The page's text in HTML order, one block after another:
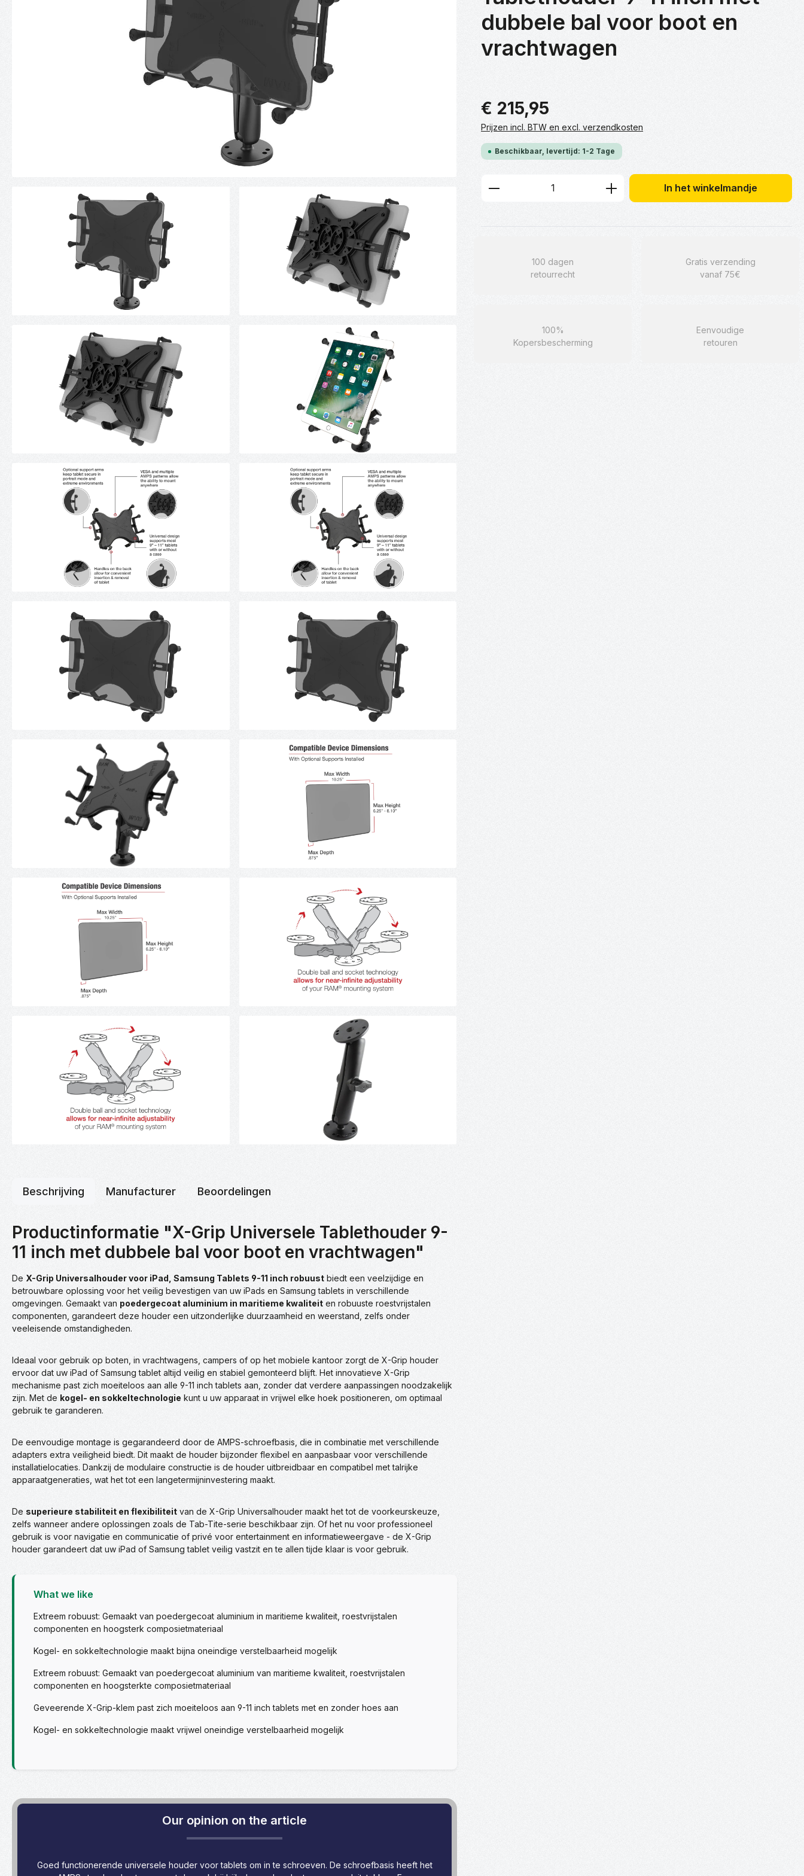
dubbele bal voor boot en
vrachtwagen
€ 215,95
Prijzen incl. BTW en excl. verzendkosten
Beschikbaar, levertijd: 1-2 Tage
Producthoeveelheid: Voer de gewenste
In het winkelmandje
100 dagen
retourrecht
Gratis verzending
vanaf 75€
100%
Kopersbescherming
Eenvoudige
retouren
Beschrijving Manufacturer Beoordelingen
Productinformatie "X-Grip Universele Tablethouder 9-
11 inch met dubbele bal voor boot en vrachtwagen"
De X-Grip Universalhouder voor iPad, Samsung Tablets 9-11 inch robuust biedt een veelzijdige en
betrouwbare oplossing voor het veilig bevestigen van uw iPads en Samsung tablets in verschillende
omgevingen. Gemaakt van poedergecoat aluminium in maritieme kwaliteit en robuuste roestvrijstalen
componenten, garandeert deze houder een uitzonderlijke duurzaamheid en weerstand, zelfs onder
veeleisende omstandigheden.
Ideaal voor gebruik op boten, in vrachtwagens, campers of op het mobiele kantoor zorgt de X-Grip houder
ervoor dat uw iPad of Samsung tablet altijd veilig en stabiel gemonteerd blijft. Het innovatieve X-Grip
mechanisme past zich moeiteloos aan alle 9-11 inch tablets aan, zonder dat verdere aanpassingen noodzakelijk
zijn. Met de kogel- en sokkeltechnologie kunt u uw apparaat in vrijwel elke hoek positioneren, om optimaal
gebruik te garanderen.
De eenvoudige montage is gegarandeerd door de AMPS-schroefbasis, die in combinatie met verschillende
adapters extra veiligheid biedt. Dit maakt de houder bijzonder flexibel en aanpasbaar voor verschillende
installatielocaties. Dankzij de modulaire constructie is de houder uitbreidbaar en compatibel met talrijke
apparaatgeneraties, wat het tot een langetermijninvestering maakt.
De superieure stabiliteit en flexibiliteit van de X-Grip Universalhouder maakt het tot de voorkeurskeuze,
zelfs wanneer andere oplossingen zoals de Tab-Tite-serie beschikbaar zijn. Of het nu voor professioneel
gebruik is voor navigatie en communicatie of privé voor entertainment en informatieweergave - de X-Grip
houder garandeert dat uw iPad of Samsung tablet veilig vastzit en te allen tijde klaar is voor gebruik.
What we like
Extreem robuust: Gemaakt van poedergecoat aluminium in maritieme kwaliteit, roestvrijstalen
componenten en hoogsterk composietmateriaal
Kogel- en sokkeltechnologie maakt bijna oneindige verstelbaarheid mogelijk
Extreem robuust: Gemaakt van poedergecoat aluminium van maritieme kwaliteit, roestvrijstalen
componenten en hoogsterkte composietmateriaal
Geveerende X-Grip-klem past zich moeiteloos aan 9-11 inch tablets met en zonder hoes aan
Kogel- en sokkeltechnologie maakt vrijwel oneindige verstelbaarheid mogelijk
Our opinion on the article
Goed functionerende universele houder voor tablets om in te schroeven. De schroefbasis heeft het